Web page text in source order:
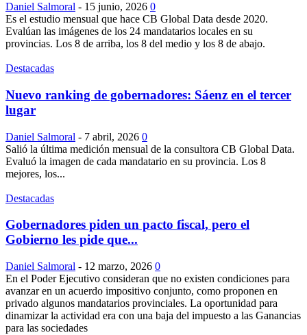
Daniel Salmoral - 15 junio, 2026 0
Es el estudio mensual que hace CB Global Data desde 2020.
Evalúan las imágenes de los 24 mandatarios locales en su
provincias. Los 8 de arriba, los 8 del medio y los 8 de abajo.
Destacadas
Nuevo ranking de gobernadores: Sáenz en el tercer
lugar
Daniel Salmoral - 7 abril, 2026 0
Salió la última medición mensual de la consultora CB Global Data.
Evaluó la imagen de cada mandatario en su provincia. Los 8
mejores, los...
Destacadas
Gobernadores piden un pacto fiscal, pero el
Gobierno les pide que...
Daniel Salmoral - 12 marzo, 2026 0
En el Poder Ejecutivo consideran que no existen condiciones para
avanzar en un acuerdo impositivo conjunto, como proponen en
privado algunos mandatarios provinciales. La oportunidad para
dinamizar la actividad era con una baja del impuesto a las Ganancias
para las sociedades